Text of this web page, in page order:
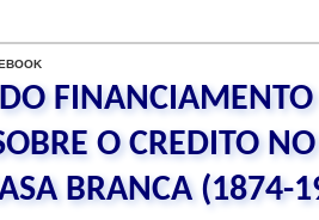
O CREDITO
BRANCA (1874-